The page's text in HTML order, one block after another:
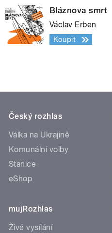
Bláznova smrt
Václav Erben
Koupit
Český rozhlas
Válka na Ukrajině
Komunální volby
Stanice
eShop
mujRozhlas
Živé vysílání